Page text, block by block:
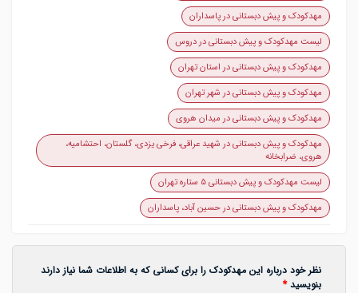
مهدکودک و پیش دبستانی در پاسداران
لیست مهدکودک و پیش دبستانی در دروس
مهدکودک و پیش دبستانی در استان تهران
مهدکودک و پیش دبستانی در شهر تهران
مهدکودک و پیش دبستانی در میدان هروی
مهدکودک و پیش دبستانی در شهید عراقی، فرخی یزدی، گلستان، احتشامیه،
هروی، ضرابخانه
لیست مهدکودک و پیش دبستانی ۵ ستاره تهران
مهدکودک و پیش دبستانی در حسین آباد، پاسداران
نظر خود درباره این مهدکودک را برای کسانی که به اطلاعات شما نیاز دارند
بنویسید*